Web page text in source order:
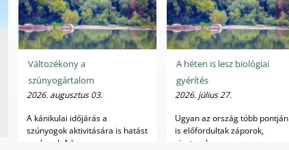
Változékony a
szúnyogártalom
2026. augusztus 03.
A kánikulai időjárás a
szúnyogok aktivitására is hatást
gyakorol. A ho...
A héten is lesz biológiai
gyérítés
2026. július 27.
Ugyan az ország több pontján
is előfordultak záporok,
zivatarok, nagyo...